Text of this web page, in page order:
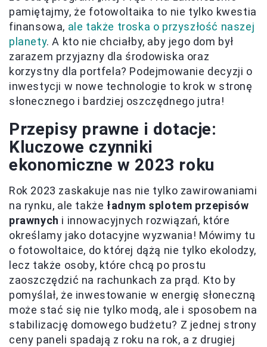
pamiętajmy, że fotowoltaika to nie tylko kwestia
finansowa, ale także troska o przyszłość naszej
planety. A kto nie chciałby, aby jego dom był
zarazem przyjazny dla środowiska oraz
korzystny dla portfela? Podejmowanie decyzji o
inwestycji w nowe technologie to krok w stronę
słonecznego i bardziej oszczędnego jutra!
Przepisy prawne i dotacje:
Kluczowe czynniki
ekonomiczne w 2023 roku
Rok 2023 zaskakuje nas nie tylko zawirowaniami
na rynku, ale takżeładnym splotem przepisów
prawnych i innowacyjnych rozwiązań, które
określamy jako dotacyjne wyzwania! Mówimy tu
o fotowoltaice, do której dążą nie tylko ekolodzy,
lecz także osoby, które chcą po prostu
zaoszczędzić na rachunkach za prąd. Kto by
pomyślał, że inwestowanie w energię słoneczną
może stać się nie tylko modą, ale i sposobem na
stabilizację domowego budżetu? Z jednej strony
ceny paneli spadają z roku na rok, a z drugiej